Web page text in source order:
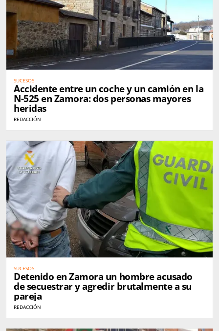
SUCESOS
Accidente entre un coche y un camión en la
N-525 en Zamora: dos personas mayores
heridas
REDACCIÓN
SUCESOS
Detenido en Zamora un hombre acusado
de secuestrar y agredir brutalmente a su
pareja
REDACCIÓN